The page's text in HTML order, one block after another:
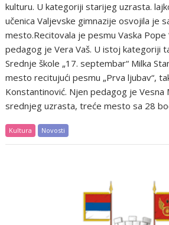
kulturu. U kategoriji starijeg uzrasta.
učenica Valjevske gimnazije osvojila je
mesto.Recitovala je pesmu Vaska Pope
pedagog je Vera Vaš. U istoj kategoriji
Srednje škole „17. septembar“ Milka
mesto recitujući pesmu „Prva ljubav“,
Konstantinović. Njen pedagog je Vesna
srednjeg uzrasta, treće mesto sa 28
Kultura Novosti